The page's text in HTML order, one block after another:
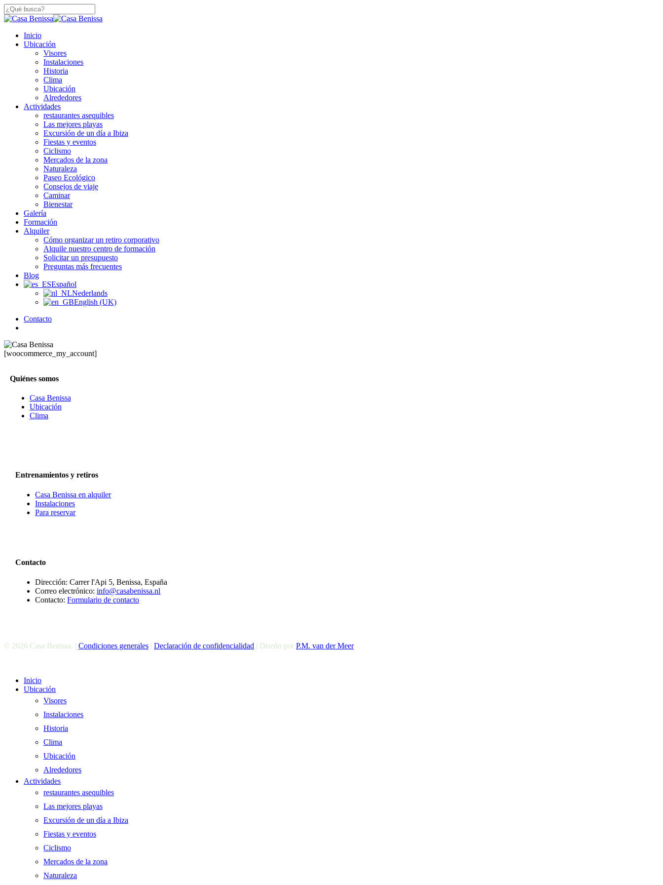
Saltar
a
principal
Cerca
Búsqueda
búsqueda
Menú
Inicio
Ubicación
Visores
Instalaciones
Historia
Clima
Ubicación
Alrededores
Actividades
restaurantes asequibles
Las mejores playas
Excursión de un día a Ibiza
Fiestas y eventos
Ciclismo
Mercados de la zona
Naturaleza
Paseo Ecológico
Consejos de viaje
Caminar
Bienestar
Galería
Formación
Alquiler
Cómo organizar un retiro corporativo
Alquile nuestro centro de formación
Solicitar un presupuesto
Preguntas más frecuentes
Blog
Español
Nederlands
English (UK)
Contacto
[woocommerce_my_account]
Quiénes somos
Casa Benissa
Ubicación
Clima
Entrenamientos y retiros
Casa Benissa en alquiler
Instalaciones
Para reservar
Contacto
Dirección: Carrer l'Api 5, Benissa, España
Correo electrónico:info@casabenissa.nl
Contacto:Formulario de contacto
© 2026 Casa Benissa. | Condiciones generales | Declaración de confidencialidad | Diseño por P.M. van der Meer
Cerrar Inicio
Ubicación
Visores
Instalaciones
Historia
Clima
Ubicación
Alrededores
Actividades
restaurantes asequibles
Las mejores playas
Excursión de un día a Ibiza
Fiestas y eventos
Ciclismo
Mercados de la zona
Naturaleza